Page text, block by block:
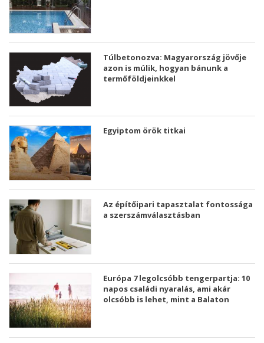
Túlbetonozva: Magyarország jövője
azon is múlik, hogyan bánunk a
termőföldjeinkkel
Egyiptom örök titkai
Az építőipari tapasztalat fontossága
a szerszámválasztásban
Európa 7 legolcsóbb tengerpartja: 10
napos családi nyaralás, ami akár
olcsóbb is lehet, mint a Balaton